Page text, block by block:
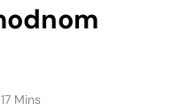
17 Mins